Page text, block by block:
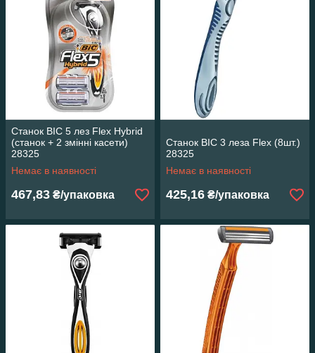
Станок ВІС 5 лез Flex Hybrid
(станок + 2 змінні касети)
28325
Немає в наявності
467,83 ₴/упаковка
Станок ВІС 3 леза Flex (8шт.)
28325
Немає в наявності
425,16 ₴/упаковка